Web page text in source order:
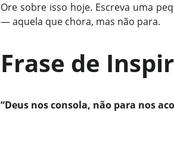
Ore sobre isso hoje. Escreva uma
— aquela que chora, mas não para.
Frase de
“Deus nos consola, não para nos